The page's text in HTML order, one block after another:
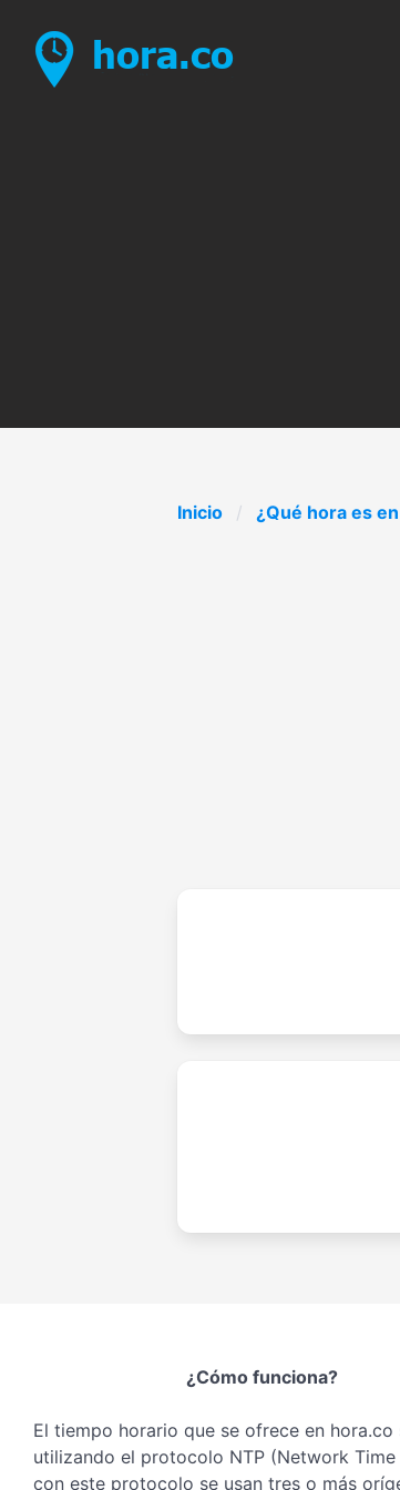
Inicio ¿Qué hora es
¿Cómo funciona?
El tiempo horario que se ofrece en hora.co
utilizando el protocolo NTP (Network
con este protocolo se usan tres o más